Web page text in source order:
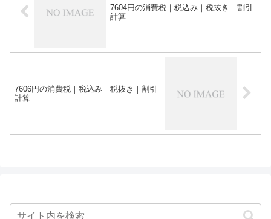
7604円の消費税｜税込み｜税抜き｜割引
計算
7606円の消費税｜税込み｜税抜き｜割引
計算